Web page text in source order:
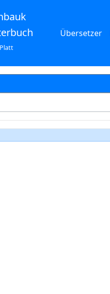
Übersetzer